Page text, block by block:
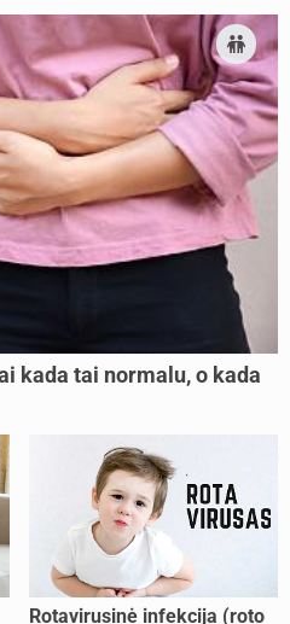
kada tai normalu, o kada
Rotavirusinė infekcija (roto